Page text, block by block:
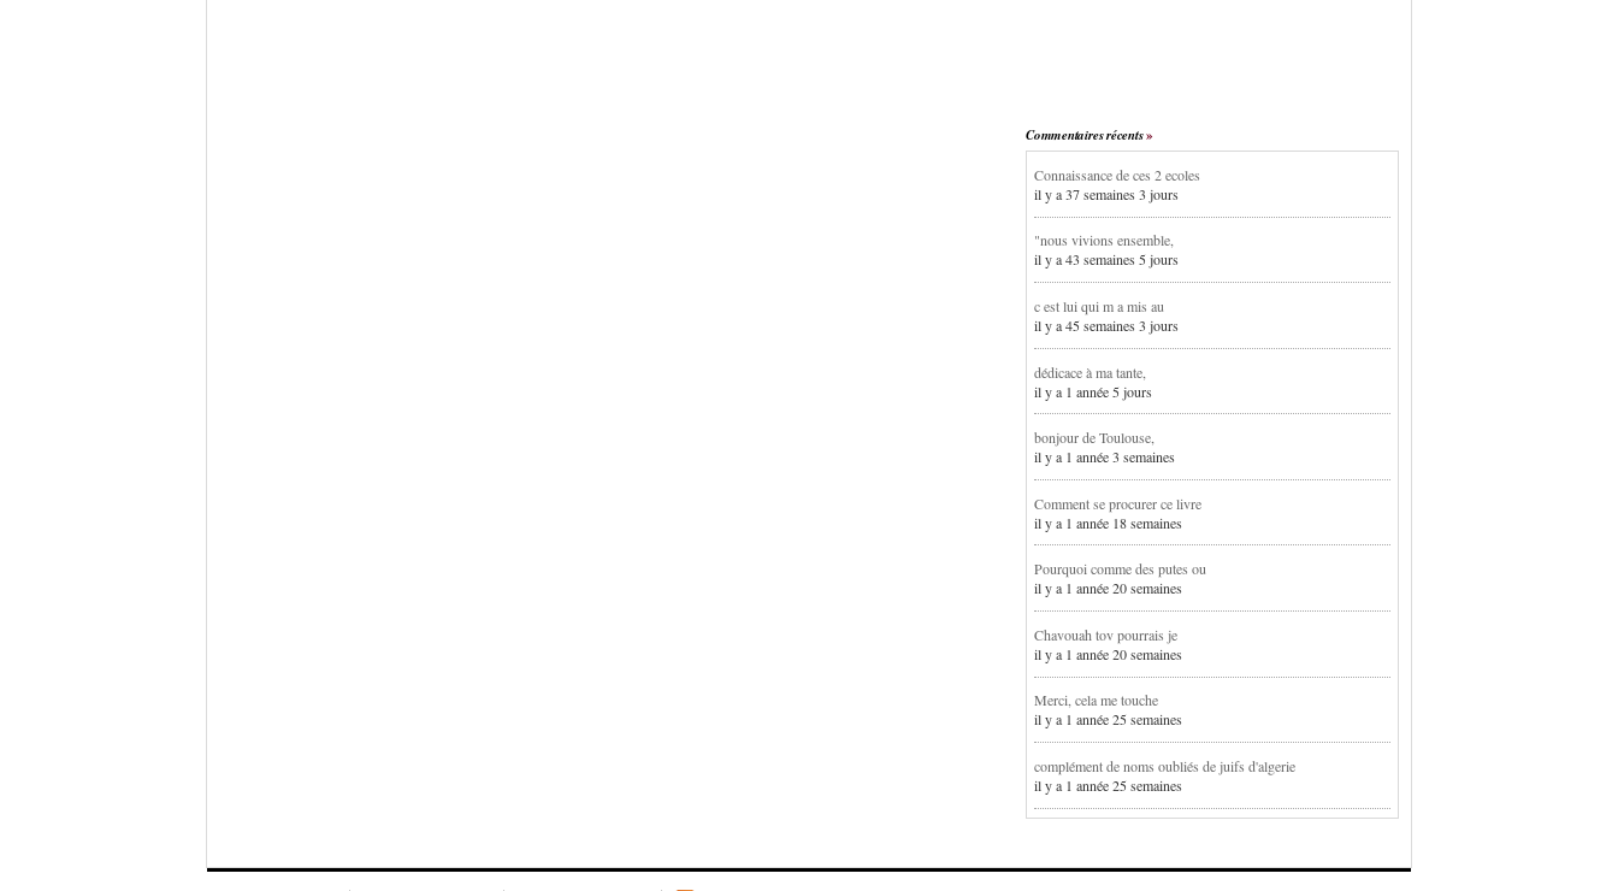
Commentaires récents
Connaissance de ces 2 ecoles
il y a 37 semaines 3 jours
"nous vivions ensemble,
il y a 43 semaines 5 jours
c est lui qui m a mis au
il y a 45 semaines 3 jours
dédicace à ma tante,
il y a 1 année 5 jours
bonjour de Toulouse,
il y a 1 année 3 semaines
Comment se procurer ce livre
il y a 1 année 18 semaines
Pourquoi comme des putes ou
il y a 1 année 20 semaines
Chavouah tov pourrais je
il y a 1 année 20 semaines
Merci, cela me touche
il y a 1 année 25 semaines
complément de noms oubliés de juifs d'algerie
il y a 1 année 25 semaines